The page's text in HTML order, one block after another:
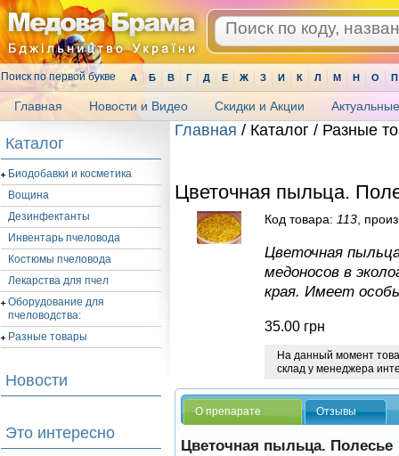
Поиск по первой букве А Б В Г Д Е Ж З И К Л М Н О П
Главная Новости и Видео Скидки и Акции
Каталог
Биодобавки и косметика
Вощина
Дезинфектанты
Инвентарь пчеловода
Костюмы пчеловода
Лекарства для пчел
Оборудование для
пчеловодства:
Разные товары
Новости
Это интересно
Главная / Каталог / Разные
Цветочная пыльца.
Код товара: 113 ,
Цветочная
медоносов в
края. Имеет
35.00 грн
На данный момент
склад у менеджера
О препарате Отзывы
Цветочная пыльца. Полесье